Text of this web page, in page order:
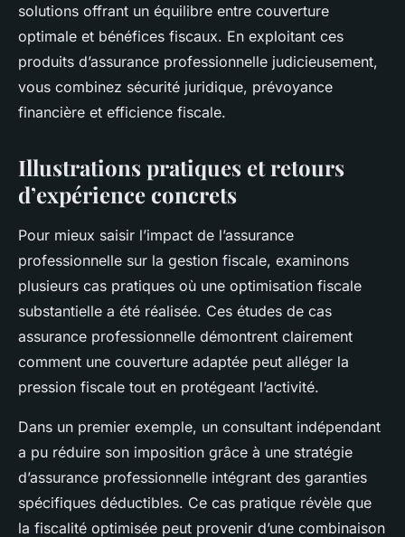
solutions offrant un équilibre entre couverture
optimale et bénéfices fiscaux. En exploitant ces
produits d’assurance professionnelle judicieusement,
vous combinez sécurité juridique, prévoyance
financière et efficience fiscale.
Illustrations pratiques et retours
d’expérience concrets
Pour mieux saisir l’impact de l’assurance
professionnelle sur la gestion fiscale, examinons
plusieurs cas pratiques où une optimisation fiscale
substantielle a été réalisée. Ces études de cas
assurance professionnelle démontrent clairement
comment une couverture adaptée peut alléger la
pression fiscale tout en protégeant l’activité.
Dans un premier exemple, un consultant indépendant
a pu réduire son imposition grâce à une stratégie
d’assurance professionnelle intégrant des garanties
spécifiques déductibles. Ce cas pratique révèle que
la fiscalité optimisée peut provenir d’une combinaison